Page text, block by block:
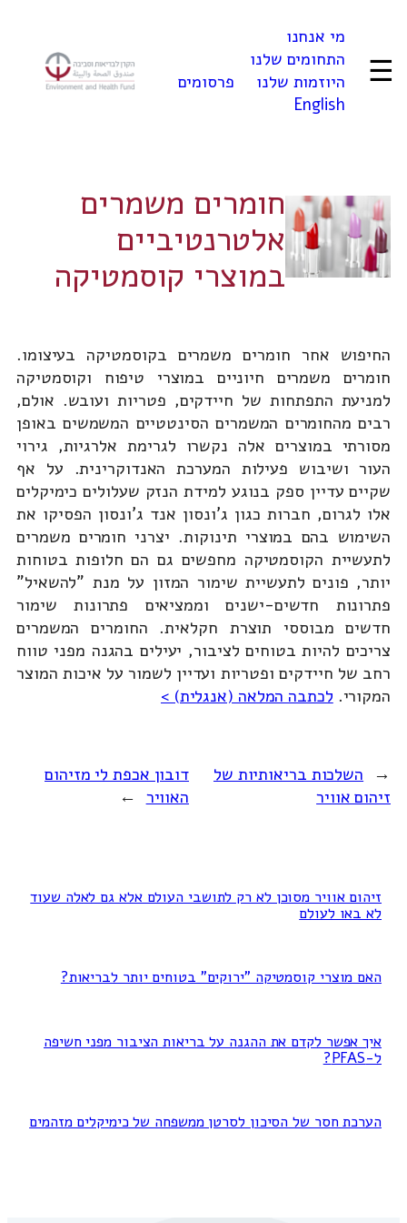
☰
מי אנחנו
התחומים שלנו
היוזמות שלנו
פרסומים
English
חומרים משמרים
אלטרנטיביים
במוצרי קוסמטיקה
החיפוש אחר חומרים משמרים בקוסמטיקה בעיצומו.
חומרים משמרים חיוניים במוצרי טיפוח וקוסמטיקה
למניעת התפתחות של חיידקים, פטריות ועובש. אולם,
רבים מהחומרים המשמרים הסינטטיים המשמשים באופן
מסורתי במוצרים אלה נקשרו לגרימת אלרגיות, גירוי
העור ושיבוש פעילות המערכת האנדוקרינית. על אף
שקיים עדיין ספק בנוגע למידת הנזק שעלולים כימיקלים
אלו לגרום, חברות כגון ג'ונסון אנד ג'ונסון הפסיקו את
השימוש בהם במוצרי תינוקות. יצרני חומרים משמרים
לתעשיית הקוסמטיקה מחפשים גם הם חלופות בטוחות
יותר, פונים לתעשיית שימור המזון על מנת "להשאיל"
פתרונות חדשים-ישנים וממציאים פתרונות שימור
חדשים מבוססי תוצרת חקלאית. החומרים המשמרים
צריכים להיות בטוחים לציבור, יעילים בהגנה מפני טווח
רחב של חיידקים ופטריות ועדיין לשמור על איכות המוצר
המקורי. לכתבה המלאה (אנגלית) >
← השלכות בריאותיות של
זיהום אוויר
דובון אכפת לי מזיהום
האוויר →
זיהום אוויר מסוכן לא רק לתושבי העולם אלא גם לאלה שעוד
לא באו לעולם
האם מוצרי קוסמטיקה "ירוקים" בטוחים יותר לבריאות?
איך אפשר לקדם את ההגנה על בריאות הציבור מפני חשיפה
ל-PFAS?
הערכת חסר של הסיכון לסרטן ממשפחה של כימיקלים מזהמים